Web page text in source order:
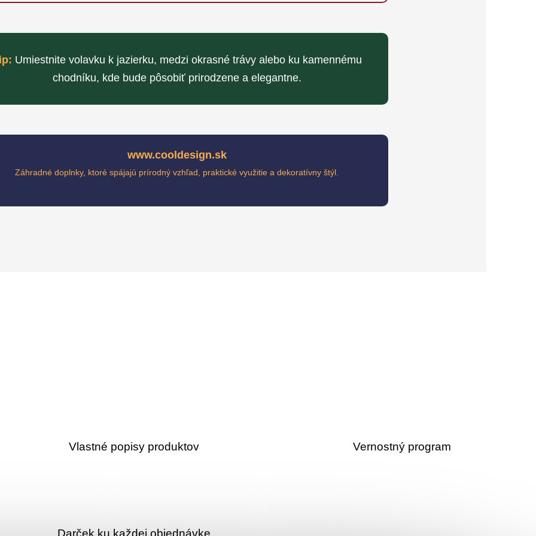
Umiestnite volavku k jazierku, medzi okrasné trávy alebo ku kamennému
chodníku, kde bude pôsobiť prirodzene a elegantne.
www.cooldesign.sk
Záhradné doplnky, ktoré spájajú prírodný vzhľad, praktické využitie a dekoratívny štýl.
Vlastné popisy produktov Vernostný program